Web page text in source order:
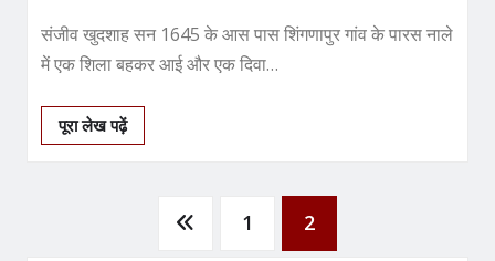
संजीव खुदशाह सन 1645 के आस पास शिंगणापुर गांव के पारस नाले
में एक शिला बहकर आई और एक दिवा…
पूरा लेख पढ़ें
1 2